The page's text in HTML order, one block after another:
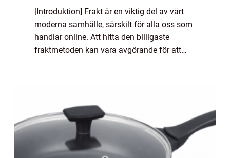
[Introduktion] Frakt är en viktig del av vårt
moderna samhälle, särskilt för alla oss som
handlar online. Att hitta den billigaste
fraktmetoden kan vara avgörande för att